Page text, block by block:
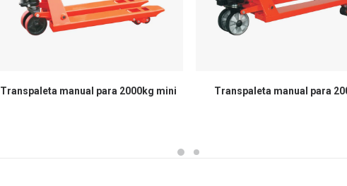
Transpaleta manual para 2000kg mini Transpaleta manual para